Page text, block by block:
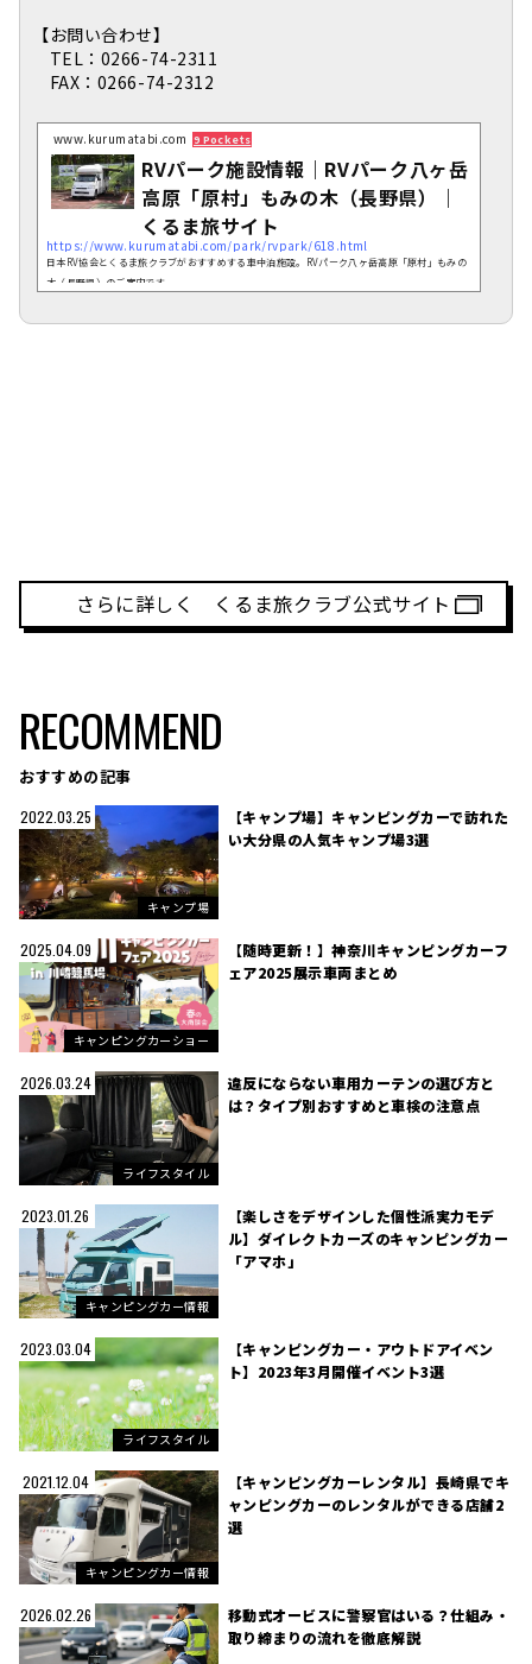
【お問い合わせ】
TEL：0266-74-2311
FAX：0266-74-2312
www.kurumatabi.com 9 Pockets
RVパーク施設情報｜RVパーク八ヶ岳
高原「原村」もみの木（長野県）｜
くるま旅サイト
https://www.kurumatabi.com/park/rvpark/618.html
日本RV協会とくるま旅クラブがおすすめする車中泊施設。RVパーク八ヶ岳高原「原村」もみの
木（長野県）のご案内です。
さらに詳しく くるま旅クラブ公式サイト
RECOMMEND
おすすめの記事
2022.03.25
キャンプ場
【キャンプ場】キャンピングカーで訪れた
い大分県の人気キャンプ場3選
2025.04.09
キャンピングカーショー
【随時更新！】神奈川キャンピングカーフ
ェア2025展示車両まとめ
2026.03.24
ライフスタイル
違反にならない車用カーテンの選び方と
は？タイプ別おすすめと車検の注意点
2023.01.26
キャンピングカー情報
【楽しさをデザインした個性派実力モデ
ル】ダイレクトカーズのキャンピングカー
「アマホ」
2023.03.04
ライフスタイル
【キャンピングカー・アウトドアイベン
ト】2023年3月開催イベント3選
2021.12.04
キャンピングカー情報
【キャンピングカーレンタル】長崎県でキ
ャンピングカーのレンタルができる店舗2
選
2026.02.26
移動式オービスに警察官はいる？仕組み・
取り締まりの流れを徹底解説